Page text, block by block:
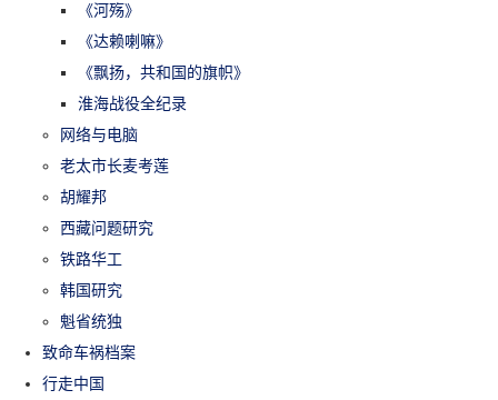
《河殇》
《达赖喇嘛》
《飘扬，共和国的旗帜》
淮海战役全纪录
网络与电脑
老太市长麦考莲
胡耀邦
西藏问题研究
铁路华工
韩国研究
魁省统独
致命车祸档案
行走中国